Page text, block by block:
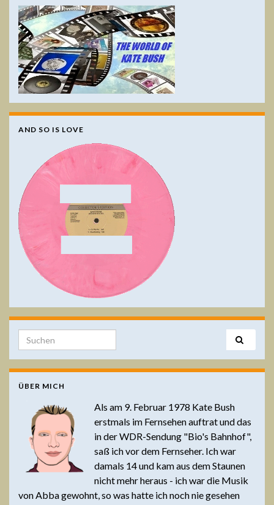
AND SO IS LOVE
Search for:
ÜBER MICH
Als am 9. Februar 1978 Kate Bush
erstmals im Fernsehen auftrat und das
in der WDR-Sendung "Bio's Bahnhof",
saß ich vor dem Fernseher. Ich war
damals 14 und kam aus dem Staunen
nicht mehr heraus - ich war die Musik
von Abba gewohnt, so was hatte ich noch nie gesehen